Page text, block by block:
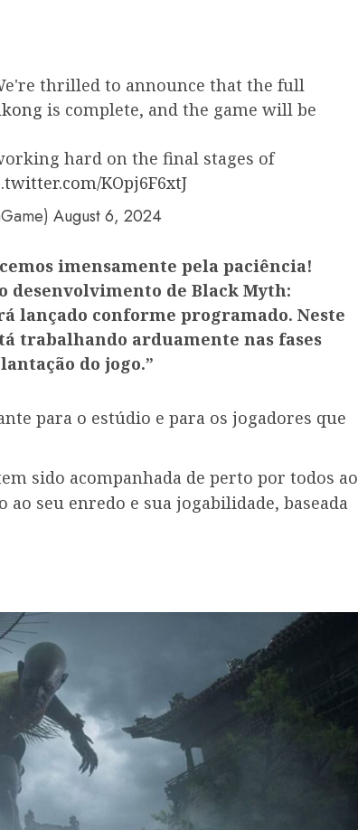
thrilled to announce that the full
is complete, and the game will be
hard on the final stages of
KOpj6F6xtJ
August 6, 2024
imensamente pela paciência!
desenvolvimento de Black Myth:
lançado conforme programado. Neste
trabalhando arduamente nas fases
do jogo.”
para o estúdio e para os jogadores que
sido acompanhada de perto por todos ao
seu enredo e sua jogabilidade, baseada